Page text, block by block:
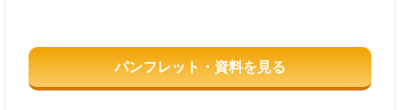
パンフレット・資料を見る